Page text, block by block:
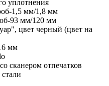
уплотнения
1,5 мм/1,8 мм
93 мм/120 мм
цвет черный (цвет на
мм
сканером отпечатков